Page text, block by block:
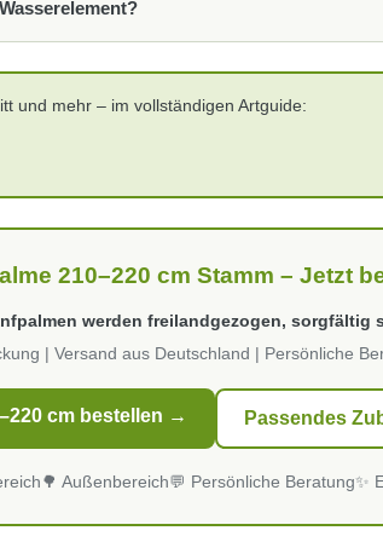
Szene und verwandeln den Garten bei
Die Strahler sollten im Abstand von etwa
werden routinemäßig beim Schnitt entfernt
und mehr – im vollständigen Artguide:
210–220 cm Stamm – Jetzt
werden freilandgezogen, sorgfältig
| Versand aus Deutschland | Persönliche
cm bestellen → Passendes
🌳 Außenbereich💬 Persönliche Beratung✨